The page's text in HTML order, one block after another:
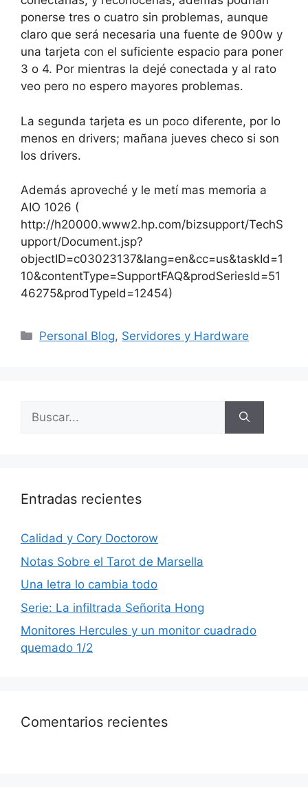
ponerse tres o cuatro sin problemas, aunque
claro que será necesaria una fuente de 900w y
una tarjeta con el suficiente espacio para poner
3 o 4. Por mientras la dejé conectada y al rato
veo pero no espero mayores problemas.
La segunda tarjeta es un poco diferente, por lo
menos en drivers; mañana jueves checo si son
los drivers.
Además aproveché y le metí mas memoria a
AIO 1026 (
http://h20000.www2.hp.com/bizsupport/TechS
upport/Document.jsp?
objectID=c03023137&lang=en&cc=us&taskId=1
10&contentType=SupportFAQ&prodSeriesId=51
46275&prodTypeId=12454)
Categorías
Personal Blog, Servidores y Hardware
Buscar:
Entradas recientes
Calidad y Cory Doctorow
Notas Sobre el Tarot de Marsella
Una letra lo cambia todo
Serie: La infiltrada Señorita Hong
Monitores Hercules y un monitor cuadrado
quemado 1/2
Comentarios recientes